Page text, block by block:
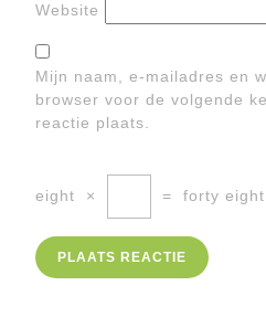
Website
Mijn naam, e-mailadres en
browser voor de volgende
reactie plaats.
eight × = forty eight